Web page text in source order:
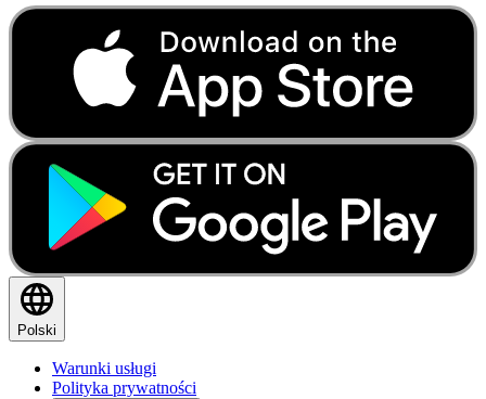
Polski
Warunki usługi
Polityka prywatności